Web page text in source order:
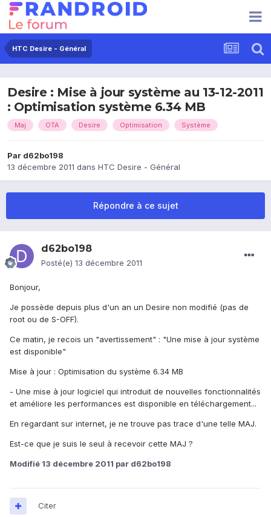
HTC Desire - Général
Desire : Mise à jour système au 13-12-2011
: Optimisation système 6.34 MB
Maj OTA Desire Optimisation Système
Par d62bo198
13 décembre 2011 dans HTC Desire - Général
Répondre à ce sujet
d62bo198
Posté(e) 13 décembre 2011
Bonjour,
Je possède depuis plus d'un an un Desire non modifié (pas de
root ou de S-OFF).
Ce matin, je recois un "avertissement" : "Une mise à jour système
est disponible"
Mise à jour : Optimisation du système 6.34 MB
- Une mise à jour logiciel qui introduit de nouvelles fonctionnalités
et améliore les performances est disponible en téléchargement...
En regardant sur internet, je ne trouve pas trace d'une telle MAJ.
Est-ce que je suis le seul à recevoir cette MAJ ?
Modifié 13 décembre 2011 par d62bo198
Citer